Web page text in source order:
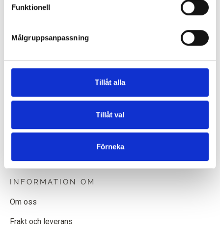
Funktionell
Målgruppsanpassning
Tillåt alla
Tillåt val
Förneka
En mor och dotter skapar tillsammans stickmönster och
högkvalitativt garn med respekt för djur och miljö. Vi är
baserade i Köpenhamn, Danmark.
Knitting for Olive ApS
Godthåbsvej 55, 2000 Frederiksberg, Danmark
INFORMATION OM
Om oss
Frakt och leverans